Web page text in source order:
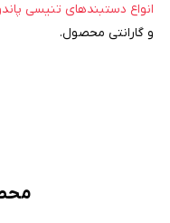
انواع دستبندهای تنیسی
و گارانتی محصول.